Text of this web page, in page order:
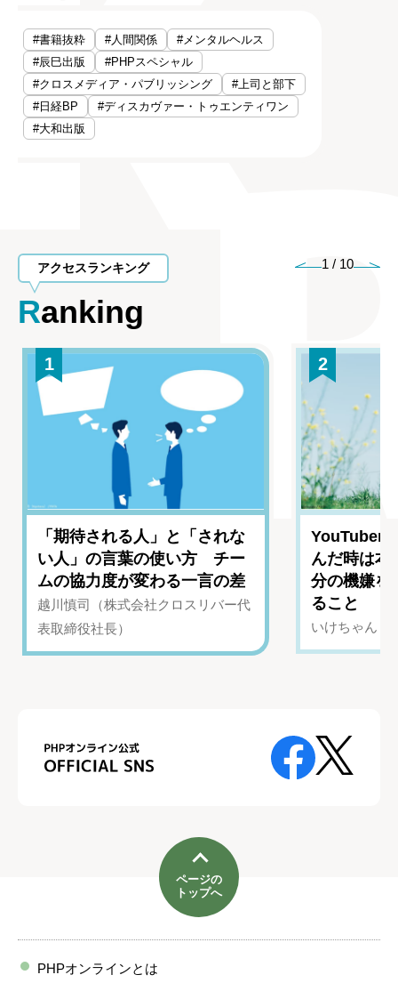
#書籍抜粋 #人間関係
#メンタルヘルス
#辰巳出版
#PHPスペシャル
#クロスメディア・パブリッシング
#上司と部下
#日経BP
#ディスカヴァー・トゥエンティワン
#大和出版
アクセスランキング
Ranking
1 / 10
1
「期待される人」と「されな
い人」の言葉の使い方 チー
ムの協力度が変わる一言の差
越川慎司（株式会社クロスリバー代
表取締役社長）
2
YouTuber
んだ時は
分の機嫌を
ること
いけちゃん（
ページの
トップへ
PHPオンラインとは